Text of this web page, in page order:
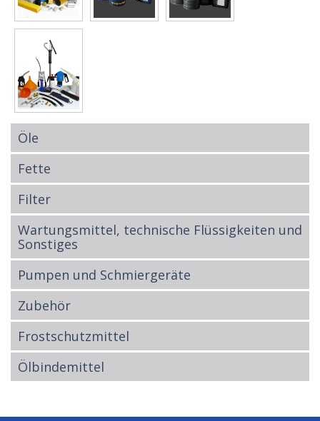
Öle
Fette
Filter
Wartungsmittel, technische Flüssigkeiten und
Sonstiges
Pumpen und Schmiergeräte
Zubehör
Frostschutzmittel
Ölbindemittel